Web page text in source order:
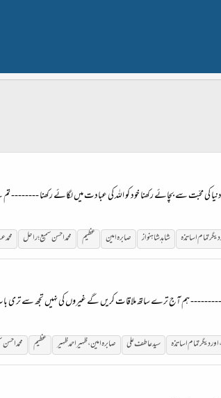
کی محبّت سے بچائے رکھنا خود کو اللہ کی عبادت میں لگائے رکھنا
دیگرتماماساتذہ شاہد شاہنواز صابرہ امین عظیم محمد احسن سمیع؛ راحل
------------- ہم آج ترے ساتھ ملاقات کریں گے غیروں کی نہیں تجھ
،اوردیگرتماماساتذہ سید عاطف علی صابرہ امین،ظہیراحمد ظہیر عظیم محمد